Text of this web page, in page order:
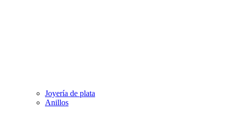
Joyería de plata
Anillos